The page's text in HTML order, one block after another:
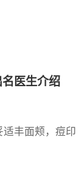
医生介绍
丰面颊，痘印